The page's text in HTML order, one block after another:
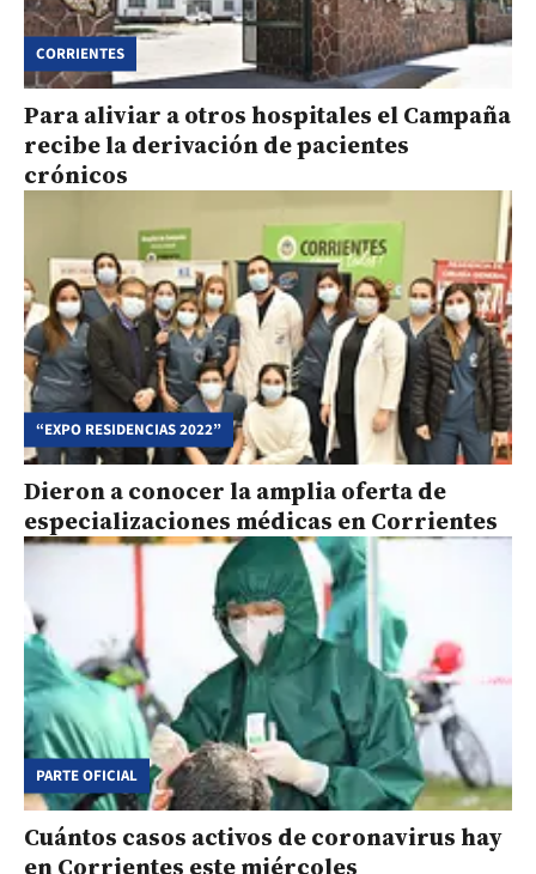
CORRIENTES
Para aliviar a otros hospitales el Campaña
recibe la derivación de pacientes
crónicos
“EXPO RESIDENCIAS 2022”
Dieron a conocer la amplia oferta de
especializaciones médicas en Corrientes
PARTE OFICIAL
Cuántos casos activos de coronavirus hay
en Corrientes este miércoles